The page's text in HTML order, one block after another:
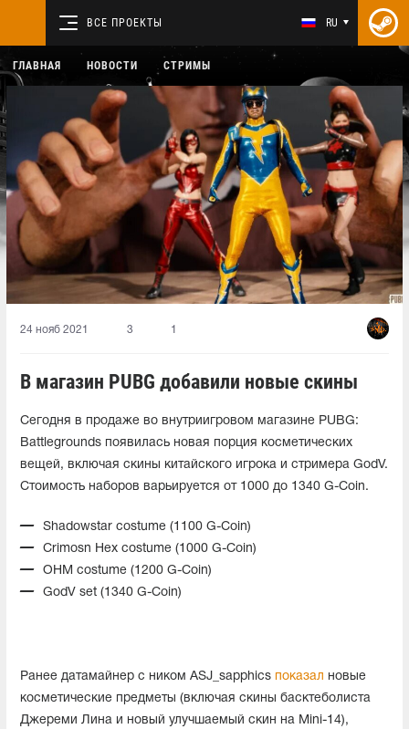
ВСЕ ПРОЕКТЫ RU
ГЛАВНАЯ НОВОСТИ СТРИМЫ
24 нояб 2021 3 1
В магазин PUBG добавили новые скины
Сегодня в продаже во внутриигровом магазине PUBG:
Battlegrounds появилась новая порция косметических
вещей, включая скины китайского игрока и стримера GodV.
Стоимость наборов варьируется от 1000 до 1340 G-Coin.
Shadowstar costume (1100 G-Coin)
Crimosn Hex costume (1000 G-Coin)
OHM costume (1200 G-Coin)
GodV set (1340 G-Coin)
Ранее датамайнер с ником ASJ_sapphics показал новые
косметические предметы (включая скины басктеболиста
Джереми Лина и новый улучшаемый скин на Mini-14),